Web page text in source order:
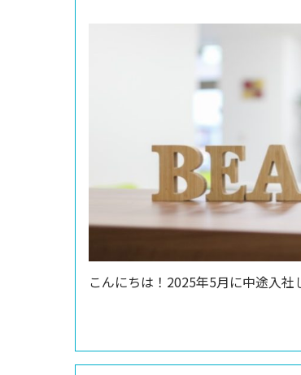
こんにちは！2025年5月に中途入社